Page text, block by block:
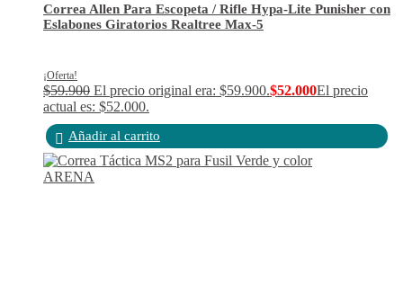
Correa Allen Para Escopeta / Rifle Hypa-Lite Punisher con
Eslabones Giratorios Realtree Max-5
¡Oferta!
$59.900 El precio original era: $59.900.$52.000El precio
actual es: $52.000.
Añadir al carrito